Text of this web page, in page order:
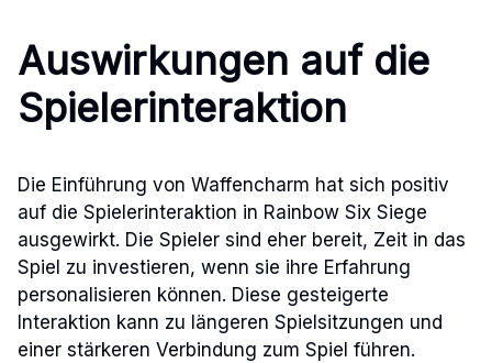
Auswirkungen auf die
Spielerinteraktion
Die Einführung von Waffencharm hat sich positiv
auf die Spielerinteraktion in Rainbow Six Siege
ausgewirkt. Die Spieler sind eher bereit, Zeit in das
Spiel zu investieren, wenn sie ihre Erfahrung
personalisieren können. Diese gesteigerte
Interaktion kann zu längeren Spielsitzungen und
einer stärkeren Verbindung zum Spiel führen.